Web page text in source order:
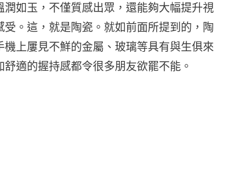
如玉，不僅質感出眾，還能夠大幅提升視
。這，就是陶瓷。就如前面所提到的，陶
上屢見不鮮的金屬、玻璃等具有與生俱來
適的握持感都令很多朋友欲罷不能。